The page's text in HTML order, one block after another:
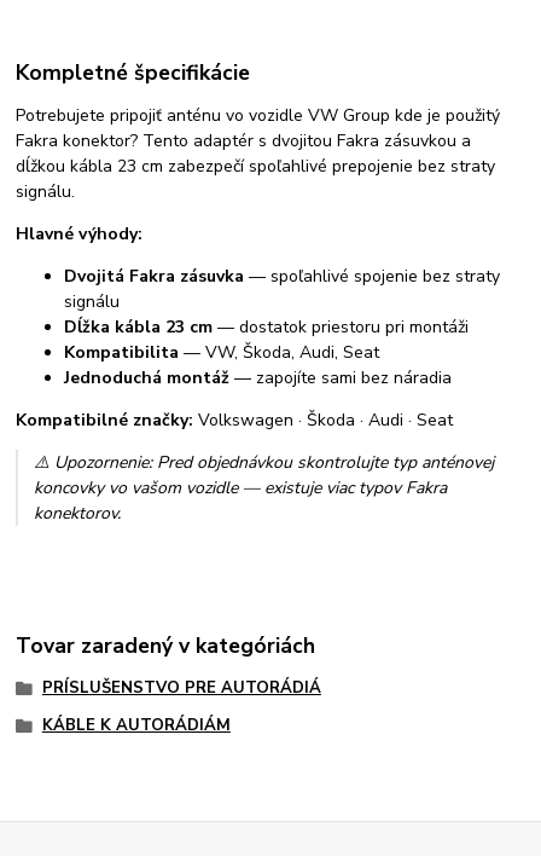
Kompletné špecifikácie
Potrebujete pripojiť anténu vo vozidle VW Group kde je použitý
Fakra konektor? Tento adaptér s dvojitou Fakra zásuvkou a
dĺžkou kábla 23 cm zabezpečí spoľahlivé prepojenie bez straty
signálu.
Hlavné výhody:
Dvojitá Fakra zásuvka — spoľahlivé spojenie bez straty
signálu
Dĺžka kábla 23 cm — dostatok priestoru pri montáži
Kompatibilita — VW, Škoda, Audi, Seat
Jednoduchá montáž — zapojíte sami bez náradia
Kompatibilné značky: Volkswagen · Škoda · Audi · Seat
⚠️ Upozornenie: Pred objednávkou skontrolujte typ anténovej
koncovky vo vašom vozidle — existuje viac typov Fakra
konektorov.
Tovar zaradený v kategóriách
PRÍSLUŠENSTVO PRE AUTORÁDIÁ
KÁBLE K AUTORÁDIÁM